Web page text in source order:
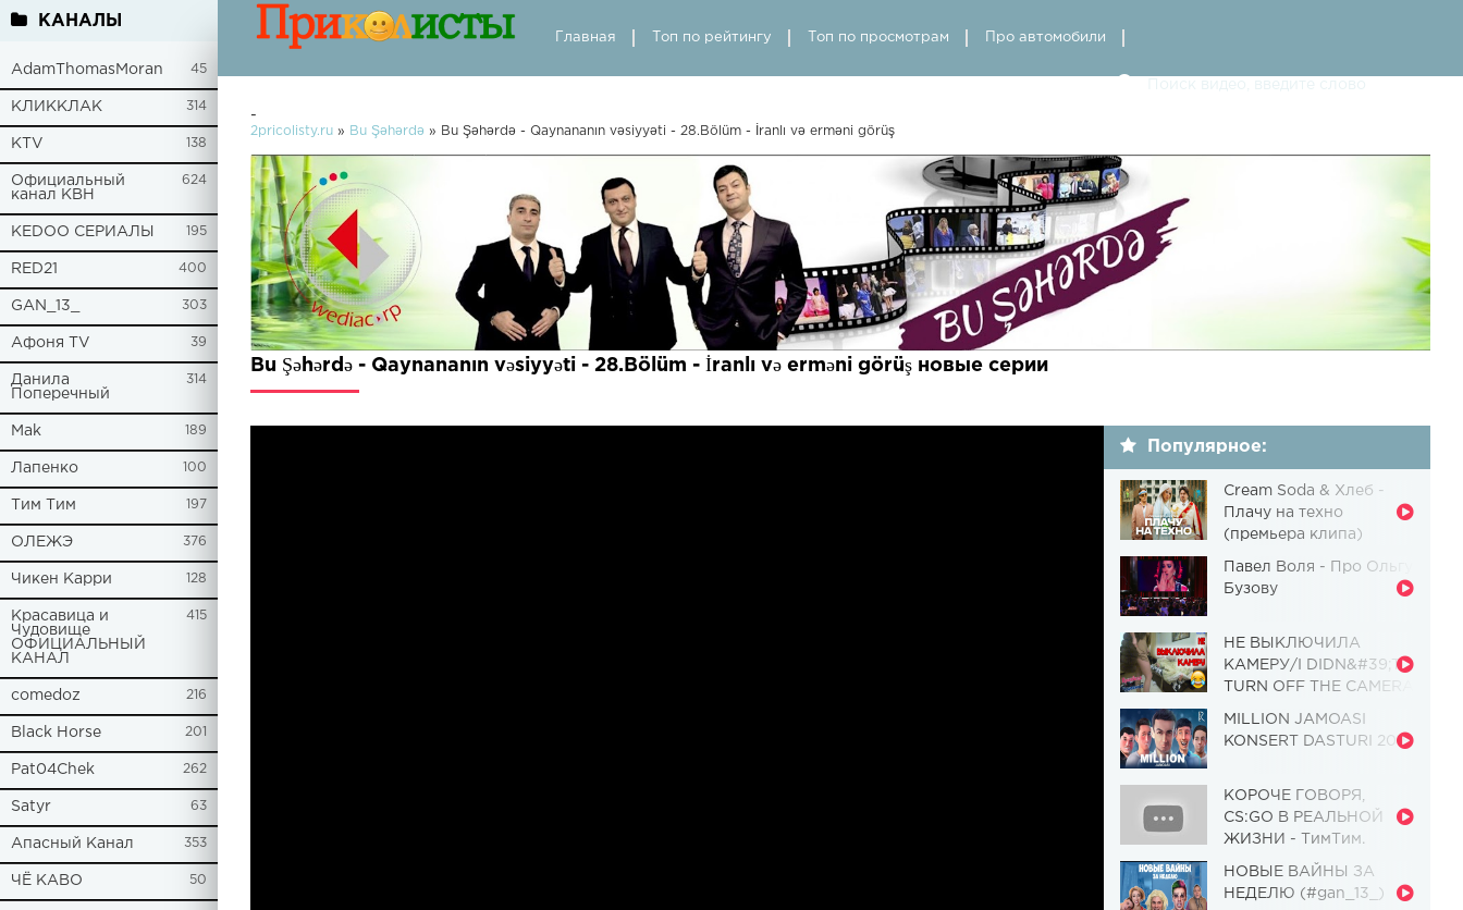
КАНАЛЫ
AdamThomasMoran 45
КЛИККЛАК 314
KTV 138
Официальный
канал КВН
624
KEDOO СЕРИАЛЫ 195
RED21 400
GAN_13_ 303
Афоня TV 39
Данила
Поперечный
314
Mak 189
Лапенко 100
Tим Тим 197
ОЛЕЖЭ 376
Чикен Карри 128
Красавица и
Чудовище
ОФИЦИАЛЬНЫЙ
КАНАЛ
415
comedoz 216
Black Horse 201
Pat04Chek 262
Satyr 63
Апасный Канал 353
ЧЁ КАВО 50
Главная Топ по рейтингу Топ по просмотрам Про автомобили
-
2pricolisty.ru » Bu Şəhərdə » Bu Şəhərdə - Qaynananın vəsiyyəti - 28.Bölüm - İranlı və erməni görüş
Bu Şəhərdə - Qaynananın vəsiyyəti - 28.Bölüm - İranlı və erməni görüş новые серии
Популярное:
Cream Soda & Хлеб -
Плачу на техно
(премьера клипа)
Павел Воля - Про Ольгу
Бузову
НЕ ВЫКЛЮЧИЛА
КАМЕРУ/I DIDN&#39;T
TURN OFF THE CAMERA
Чудовище] (Выпуск 110)
MILLION JAMOASI
KONSERT DASTURI 2019
КОРОЧЕ ГОВОРЯ,
CS:GO В РЕАЛЬНОЙ
ЖИЗНИ - ТимТим.
НОВЫЕ ВАЙНЫ ЗА
НЕДЕЛЮ (#gan_13_)